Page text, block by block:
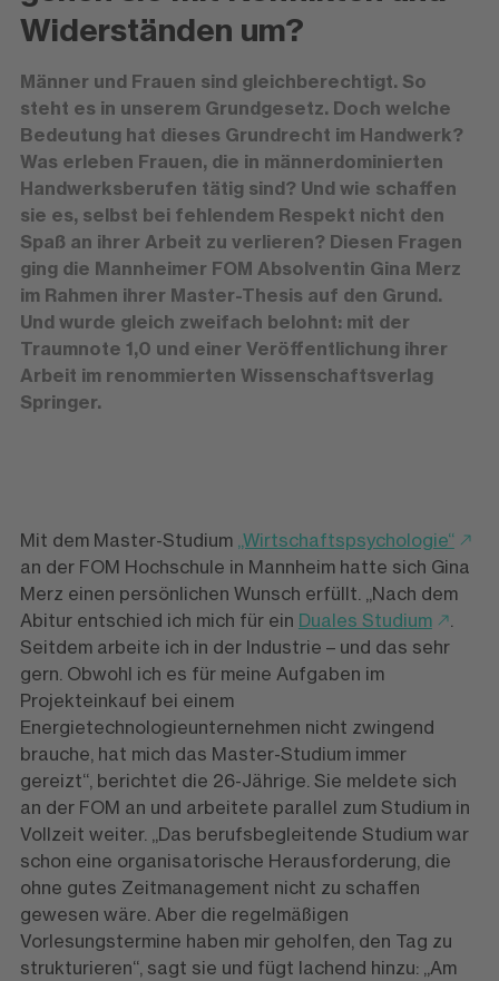
Widerständen um?
Männer und Frauen sind gleichberechtigt. So
steht es in unserem Grundgesetz. Doch welche
Bedeutung hat dieses Grundrecht im Handwerk?
Was erleben Frauen, die in männerdominierten
Handwerksberufen tätig sind? Und wie schaffen
sie es, selbst bei fehlendem Respekt nicht den
Spaß an ihrer Arbeit zu verlieren? Diesen Fragen
ging die Mannheimer FOM Absolventin Gina Merz
im Rahmen ihrer Master-Thesis auf den Grund.
Und wurde gleich zweifach belohnt: mit der
Traumnote 1,0 und einer Veröffentlichung ihrer
Arbeit im renommierten Wissenschaftsverlag
Springer.
Mit dem Master-Studium „Wirtschaftspsychologie“
an der FOM Hochschule in Mannheim hatte sich Gina
Merz einen persönlichen Wunsch erfüllt. „Nach dem
Abitur entschied ich mich für ein Duales Studium
.
Seitdem arbeite ich in der Industrie – und das sehr
gern. Obwohl ich es für meine Aufgaben im
Projekteinkauf bei einem
Energietechnologieunternehmen nicht zwingend
brauche, hat mich das Master-Studium immer
gereizt“, berichtet die 26-Jährige. Sie meldete sich
an der FOM an und arbeitete parallel zum Studium in
Vollzeit weiter. „Das berufsbegleitende Studium war
schon eine organisatorische Herausforderung, die
ohne gutes Zeitmanagement nicht zu schaffen
gewesen wäre. Aber die regelmäßigen
Vorlesungstermine haben mir geholfen, den Tag zu
strukturieren“, sagt sie und fügt lachend hinzu: „Am